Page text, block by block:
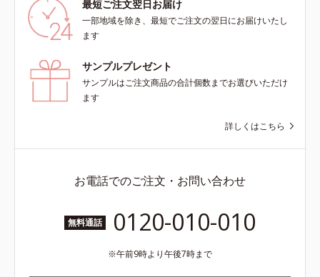
最短ご注文翌日お届け
一部地域を除き、最短でご注文の翌日にお届けいたし
ます
サンプルプレゼント
サンプルはご注文商品の合計個数までお選びいただけ
ます
詳しくはこちら
お電話でのご注文・お問い合わせ
無料通話 0120-010-010
午前9時より午後7時まで